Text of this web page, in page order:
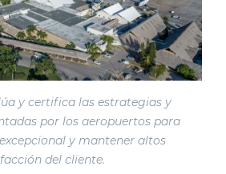
y certifica las estrategias y
por los aeropuertos para
y mantener altos
del cliente.